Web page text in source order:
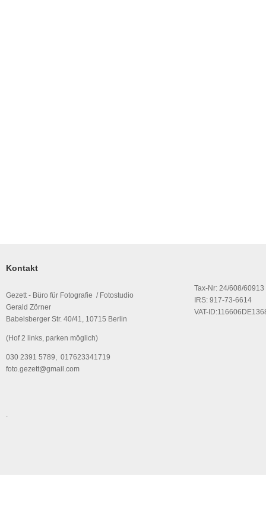
Kontakt
Gezett - Büro für Fotografie / Fotostudio
Gerald Zörner
Babelsberger Str. 40/41, 10715 Berlin
(Hof 2 links, parken möglich)
030 2391 5789, 017623341719
foto.gezett@gmail.com
Tax-Nr: 24/608/60913
IRS: 917-73-6614
VAT-
.